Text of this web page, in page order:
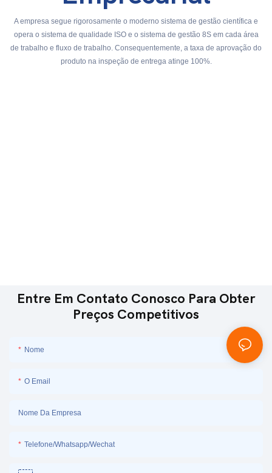
A empresa segue rigorosamente o moderno sistema de gestão científica e
opera o sistema de qualidade ISO e o sistema de gestão 8S em cada área
de trabalho e fluxo de trabalho. Consequentemente, a taxa de aprovação do
produto na inspeção de entrega atinge 100%.
Entre Em Contato Conosco Para Obter
Preços Competitivos
Nome
O Email
Nome Da Empresa
Telefone/Whatsapp/Wechat